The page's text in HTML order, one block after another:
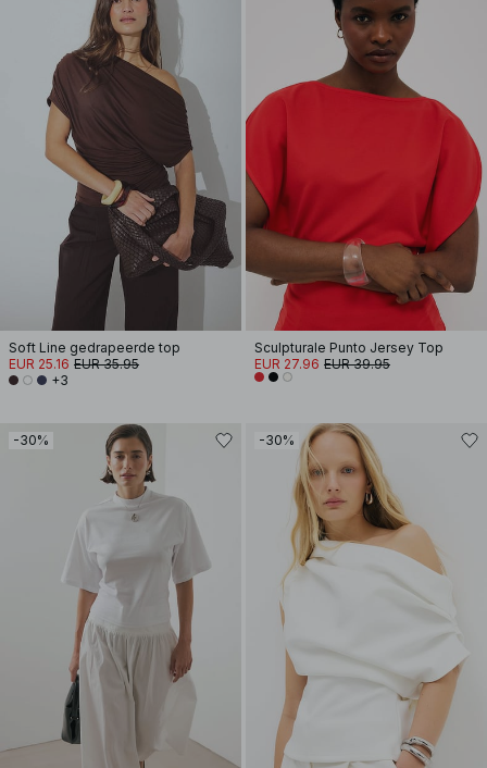
Soft Line gedrapeerde top
EUR 25.16 EUR 35.95
+3
Sculpturale Punto Jersey Top
EUR 27.96 EUR 39.95
-30% -30%